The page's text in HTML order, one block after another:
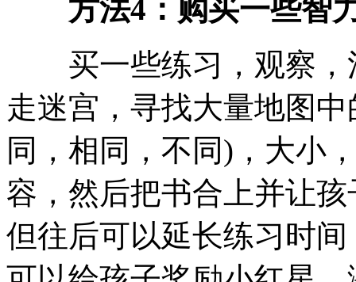
方法4：购买一些智力
买一些练习，观察，
走迷宫，寻找大量地图
同，相同，不同)，大小
容，然后把书合上并让
但往后可以延长练习时